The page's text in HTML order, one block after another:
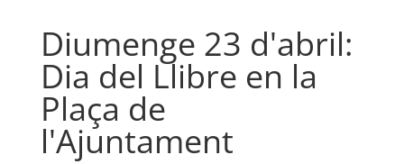
Diumenge 23 d'abril:
Dia del Llibre en la
Plaça de
l'Ajuntament